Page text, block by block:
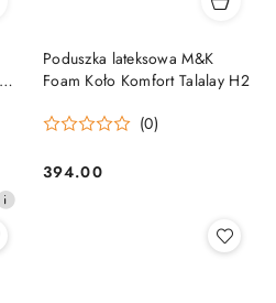
Poduszka lateksowa M&K
Foam Koło Komfort Talalay H2
(0)
Cena:
394.00